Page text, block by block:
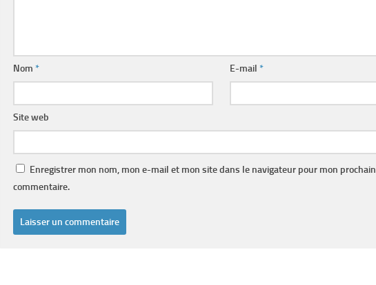
Nom * E-mail*
Site web
Enregistrer mon nom, mon e-mail et mon site dans le navigateur pour mon prochain
commentaire.